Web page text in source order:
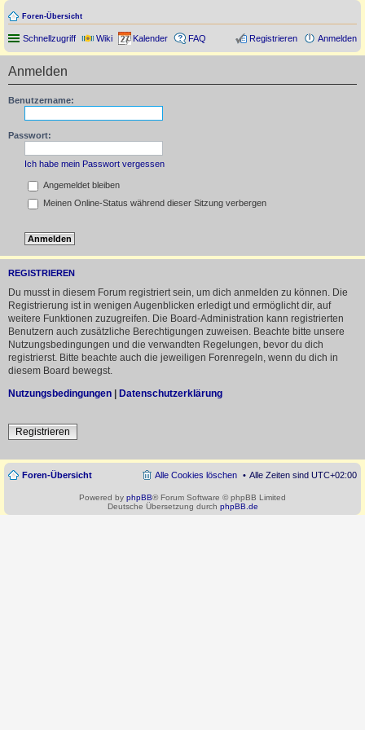
Foren-Übersicht
Schnellzugriff Wiki Kalender FAQ Anmelden
Registrieren
Anmelden
Benutzername:
Passwort:
Ich habe mein Passwort vergessen
Angemeldet bleiben
Meinen Online-Status während dieser Sitzung verbergen
REGISTRIEREN
Du musst in diesem Forum registriert sein, um dich anmelden zu können. Die
Registrierung ist in wenigen Augenblicken erledigt und ermöglicht dir, auf
weitere Funktionen zuzugreifen. Die Board-Administration kann registrierten
Benutzern auch zusätzliche Berechtigungen zuweisen. Beachte bitte unsere
Nutzungsbedingungen und die verwandten Regelungen, bevor du dich
registrierst. Bitte beachte auch die jeweiligen Forenregeln, wenn du dich in
diesem Board bewegst.
Nutzungsbedingungen | Datenschutzerklärung
Registrieren
Foren-Übersicht Alle Zeiten sind UTC+02:00
Alle Cookies löschen
Powered by phpBB® Forum Software © phpBB Limited
Deutsche Übersetzung durch phpBB.de